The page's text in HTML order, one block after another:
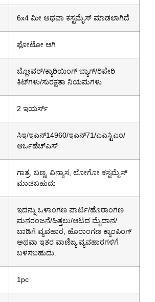
6x4 ಮೀ ಅಥವಾ ಕಸ್ಟಮೈಸ್ ಮಾಡಲಾಗಿದೆ
ಫೋಟೋ ಆಗಿ
ಬ್ಲೋವರ್/ಕ್ಯಾರಿಯಿಂಗ್ ಬ್ಯಾಗ್/ರಿಪೇರಿ
ಕಿಟ್‌ಗಳು/ಸುರಕ್ಷತಾ ನಿಯಮಗಳು
2 ಇಯರ್ಸ್
ಸಿಇ/ಇಎನ್14960/ಇಎನ್71/ಎಎಸ್ಟಿಎಂ/
ಆರ್ಒಹೆಚ್ಎಸ್
ಗಾತ್ರ, ಬಣ್ಣ, ವಿನ್ಯಾಸ, ಲೋಗೋ ಕಸ್ಟಮೈಸ್
ಮಾಡಬಹುದು
ಇದನ್ನು ಒಳಾಂಗಣ ಪಾರ್ಟಿ/ಹೊರಾಂಗಣ
ಮನರಂಜನೆ/ಹಿತ್ತಲು/ಆಟದ ಮೈದಾನ/
ಬಾಡಿಗೆ ವ್ಯವಹಾರ, ಹೊರಾಂಗಣ ಕ್ಯಾಂಪಿಂಗ್
ಅಥವಾ ಇತರ ವಾಣಿಜ್ಯ ವ್ಯವಹಾರಗಳಿಗೆ
ಬಳಸಬಹುದು.
1pc